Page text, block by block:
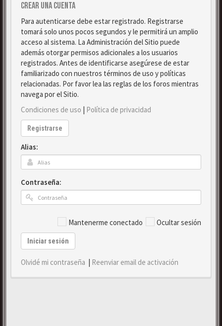
Crear una cuenta
Para autenticarse debe estar registrado. Registrarse
tomará solo unos pocos segundos y le permitirá un amplio
acceso al sistema. La Administración del Sitio puede
además otorgar permisos adicionales a los usuarios
registrados. Antes de identificarse asegúrese de estar
familiarizado con nuestros términos de uso y políticas
relacionadas. Por favor lea las reglas de los foros mientras
navega por el Sitio.
Condiciones de uso | Política de privacidad
Registrarse
Alias:
Contraseña:
Mantenerme conectado Ocultar sesión
Iniciar sesión
Olvidé mi contraseña | Reenviar email de activación